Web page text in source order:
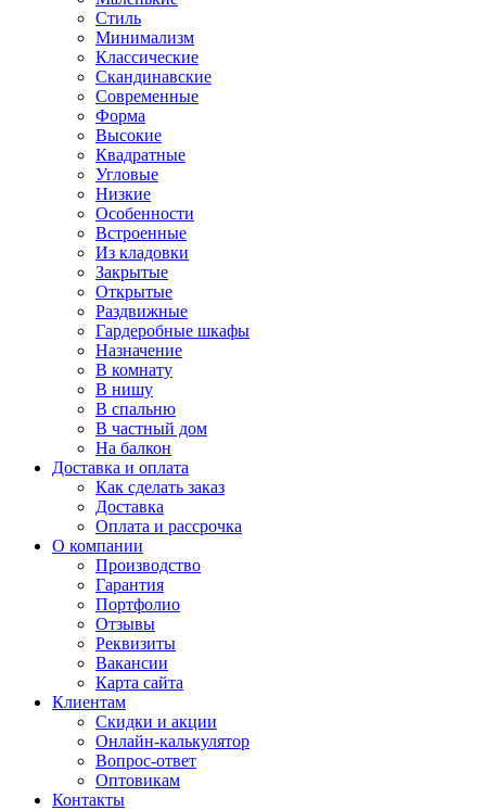
Стиль
Минимализм
Классические
Скандинавские
Современные
Форма
Высокие
Квадратные
Угловые
Низкие
Особенности
Встроенные
Из кладовки
Закрытые
Открытые
Раздвижные
Гардеробные шкафы
Назначение
В комнату
В нишу
В спальню
В частный дом
На балкон
Доставка и оплата
Как сделать заказ
Доставка
Оплата и рассрочка
О компании
Производство
Гарантия
Портфолио
Отзывы
Реквизиты
Вакансии
Карта сайта
Клиентам
Скидки и акции
Онлайн-калькулятор
Вопрос-ответ
Оптовикам
Контакты